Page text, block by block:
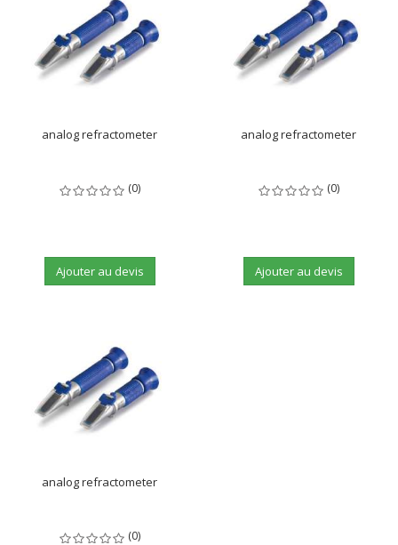
analog refractometer
(0)
Ajouter au devis
analog refractometer
(0)
Ajouter au devis
analog refractometer
(0)